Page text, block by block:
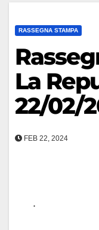
RASSEGNA STAMPA
La
22/02/
FEB 22, 2024
.